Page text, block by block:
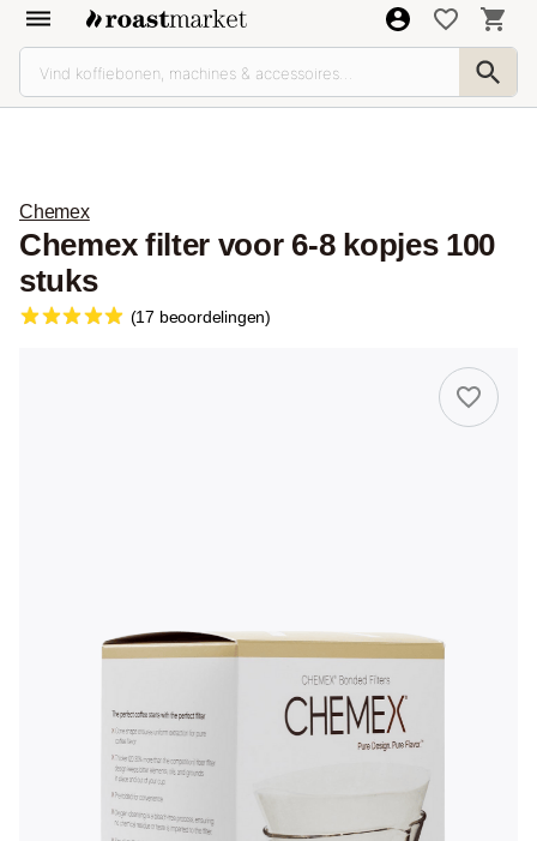
Chemex
Chemex filter voor 6-8 kopjes 100
stuks
(17 beoordelingen)